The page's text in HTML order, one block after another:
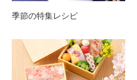
季節の特集レシピ